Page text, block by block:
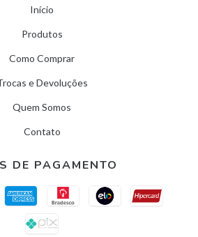
Início
Produtos
Como Comprar
e Devoluções
Quem Somos
Contato
DE PAGAMENTO